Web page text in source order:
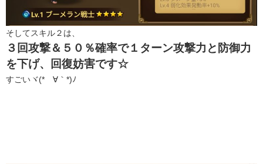
そしてスキル２は、
３回攻撃＆５０％確率で１ターン攻撃力と防御力
を下げ、回復妨害です☆
すごいヾ(*´∀｀*)ﾉ